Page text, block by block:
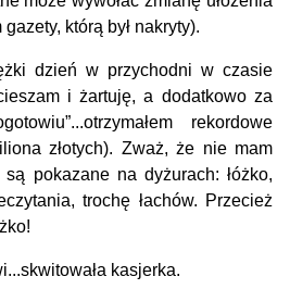
którą był nakryty).
dzień w przychodni w czasie
i żartuję, a dodatkowo za
rekordowe
złotych). Zważ, że nie mam
pokazane na dyżurach: łóżko,
trochę łachów. Przecież
kasjerka.